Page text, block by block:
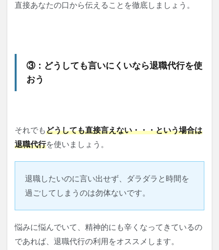
直接あなたの口から伝えることを徹底しましょう。
③：どうしても言いにくいなら退職代行を使
おう
それでもどうしても直接言えない・・・という場合は
退職代行を使いましょう。
退職したいのに言い出せず、ダラダラと時間を
過ごしてしまうのは勿体ないです。
悩みに悩んでいて、精神的にも辛くなってきているの
であれば、退職代行の利用をオススメします。